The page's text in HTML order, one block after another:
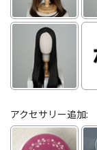
アクセサリー追加: